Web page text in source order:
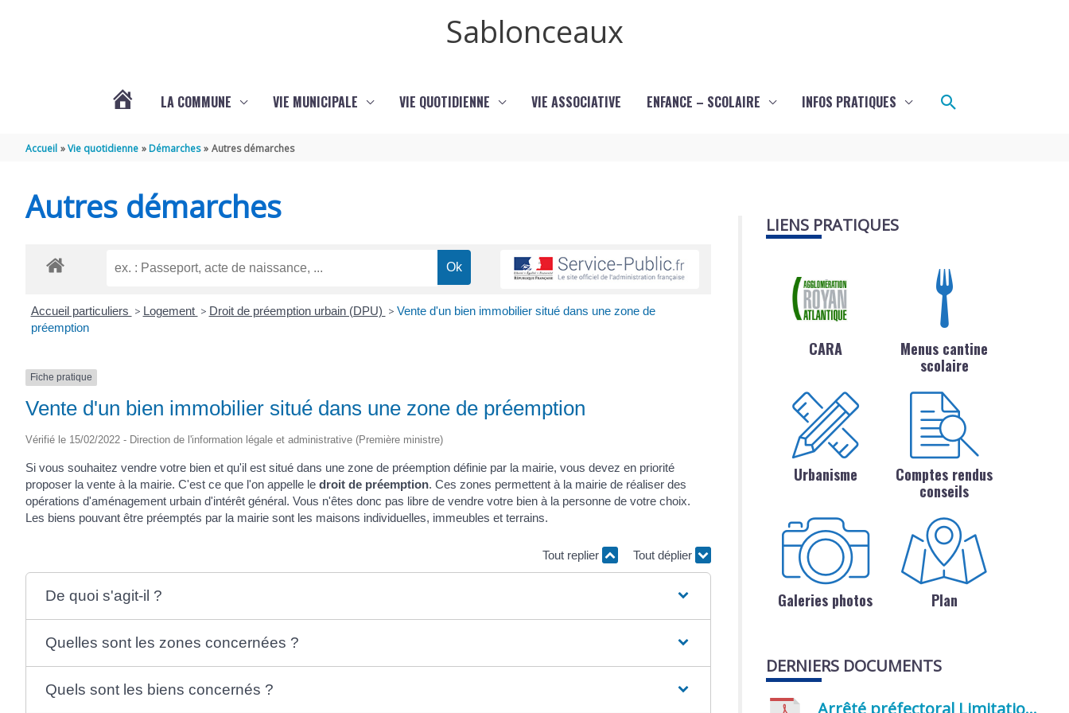
Sablonceaux
LA COMMUNE VIE MUNICIPALE VIE QUOTIDIENNE VIE ASSOCIATIVE ENFANCE – SCOLAIRE INFOS PRATIQUES Rechercher
Accueil Vie quotidienne Démarches Autres démarches
Autres démarches
Accueil particuliers > Logement > Droit de préemption urbain (DPU) > Vente d'un bien immobilier situé dans une zone de
préemption
Fiche pratique
Vente d'un bien immobilier situé dans une zone de préemption
Vérifié le 15/02/2022 - Direction de l'information légale et administrative (Première ministre)
Si vous souhaitez vendre votre bien et qu'il est situé dans une zone de préemption définie par la mairie, vous devez en priorité
proposer la vente à la mairie. C'est ce que l'on appelle le droit de préemption. Ces zones permettent à la mairie de réaliser des
opérations d'aménagement urbain d'intérêt général. Vous n'êtes donc pas libre de vendre votre bien à la personne de votre choix.
Les biens pouvant être préemptés par la mairie sont les maisons individuelles, immeubles et terrains.
Tout replier Tout déplier
De quoi s'agit-il ?
Quelles sont les zones concernées ?
Quels sont les biens concernés ?
LIENS PRATIQUES
CARA
Menus cantine
scolaire
Urbanisme
Comptes rendus
conseils
Galeries photos Plan
DERNIERS DOCUMENTS
Arrêté préfectoral Limitation provisoire des usages de l’eau